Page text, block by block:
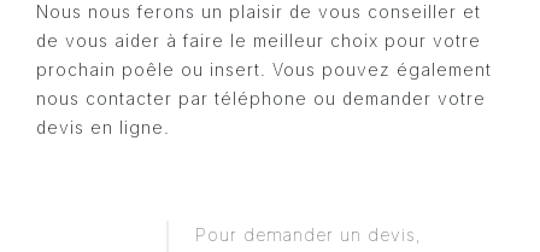
Nous nous ferons un plaisir de vous conseiller et
de vous aider à faire le meilleur choix pour votre
prochain poêle ou insert. Vous pouvez également
nous contacter par téléphone ou demander votre
devis en ligne.
Pour demander un devis,